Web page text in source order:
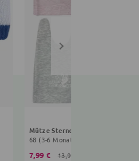
Mütze Sterne
68 (3-6 Monate)
7,99 € 13,99 €